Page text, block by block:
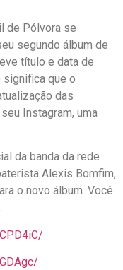
de Pólvora se
segundo álbum de
título e data de
significa que o
das
Instagram, uma
da banda da rede
Alexis Bomfim,
o novo álbum. Você